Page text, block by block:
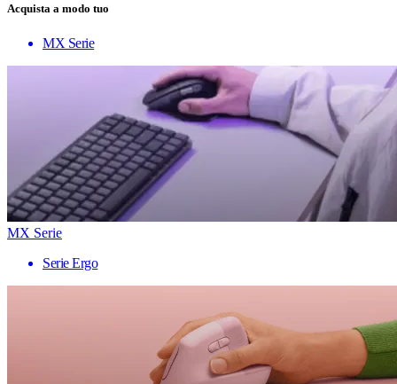
Acquista a modo tuo
MX Serie
MX Serie
Serie Ergo